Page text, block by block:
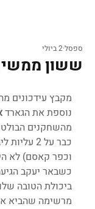
ששון
ספסל2 ביולי
מקבץ עידכונים
נוספת את הגארד
מהשחקנים
כבר על 2
וכפר קאסם) לא
כשבאר יעקב
מרשימה שהביא